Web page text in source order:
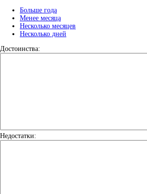
Больше года
Менее месяца
Несколько месяцев
Несколько дней
Достоинства:
Недостатки: